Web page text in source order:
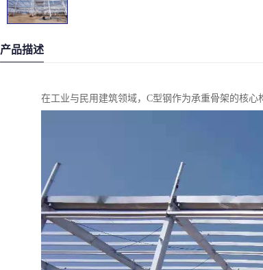
产品描述
在工业与民用建筑领域，C型钢作为承重骨架的核